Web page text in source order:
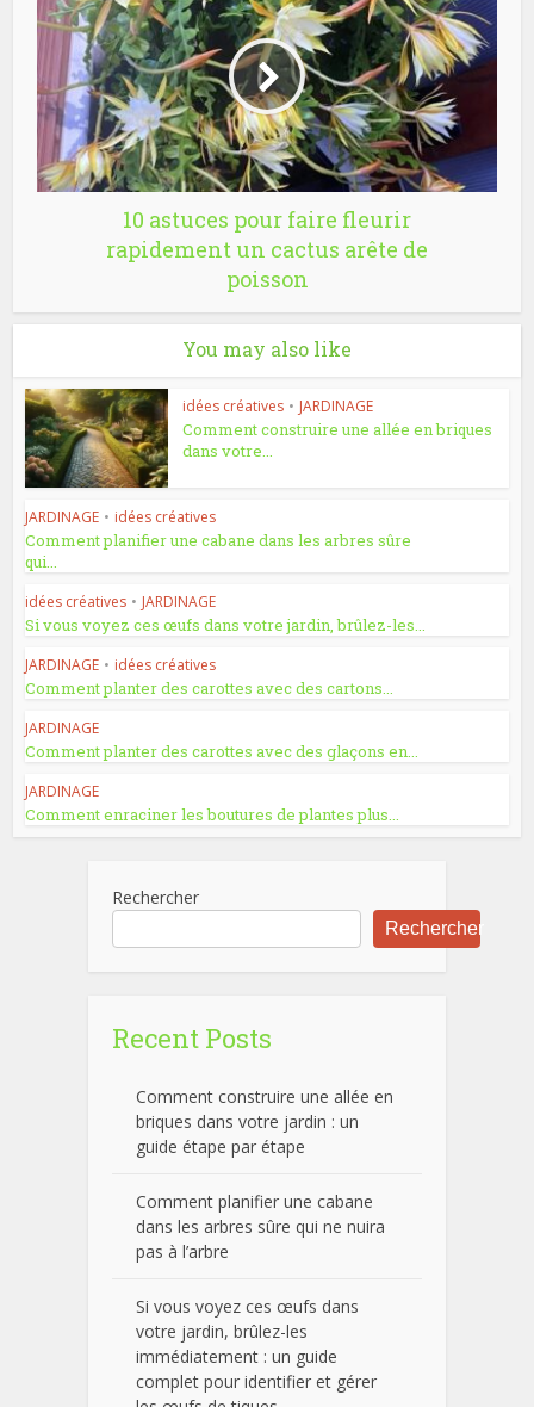
10 astuces pour faire fleurir
rapidement un cactus arête de
poisson
You may also like
idées créatives • JARDINAGE
Comment construire une allée en briques
dans votre...
JARDINAGE • idées créatives
Comment planifier une cabane dans les arbres sûre
qui...
idées créatives • JARDINAGE
Si vous voyez ces œufs dans votre jardin, brûlez-les...
JARDINAGE • idées créatives
Comment planter des carottes avec des cartons...
JARDINAGE
Comment planter des carottes avec des glaçons en...
JARDINAGE
Comment enraciner les boutures de plantes plus...
Rechercher
Rechercher
Recent Posts
Comment construire une allée en
briques dans votre jardin : un
guide étape par étape
Comment planifier une cabane
dans les arbres sûre qui ne nuira
pas à l’arbre
Si vous voyez ces œufs dans
votre jardin, brûlez-les
immédiatement : un guide
complet pour identifier et gérer